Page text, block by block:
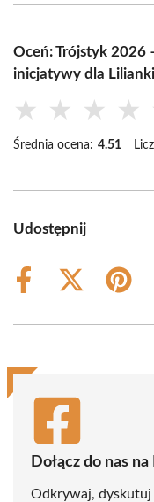
Oceń: Trójstyk 2026
inicjatywy dla
★ ★ ★ ★
Średnia ocena: 4.51
Udostępnij
Share
Share
(Twitter)
Share
Dołącz do nas
Odkrywaj, dyskutuj